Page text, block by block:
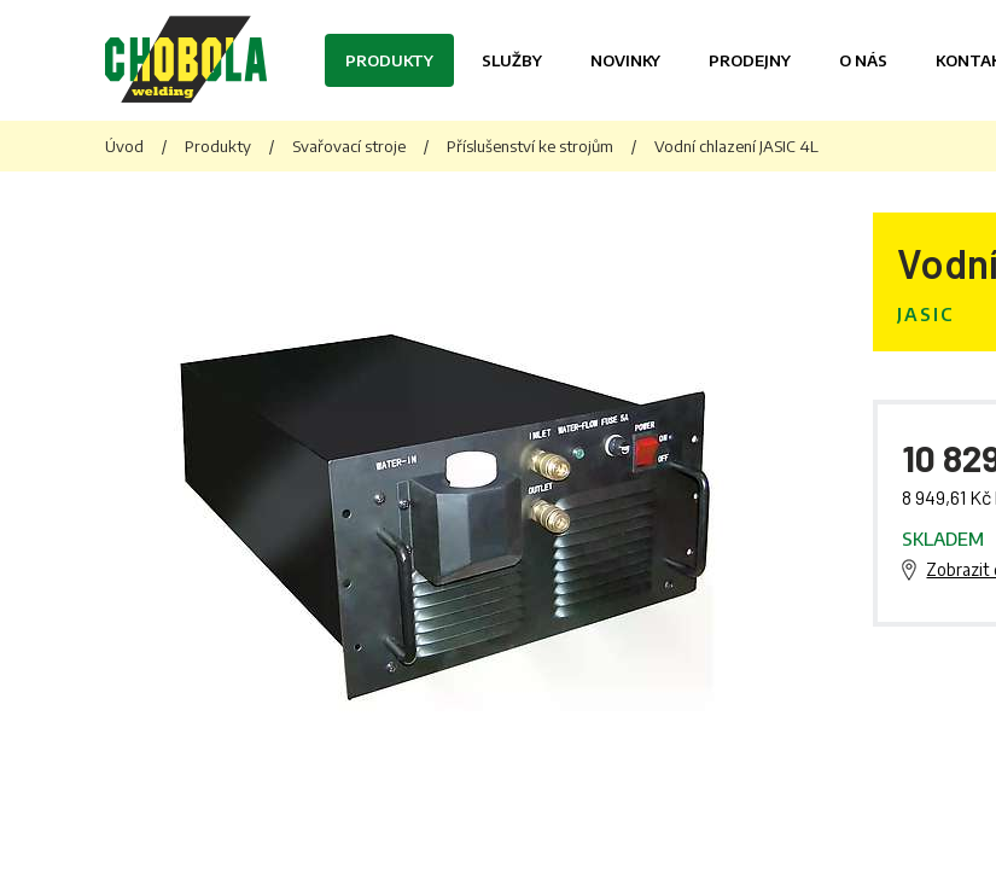
PRODUKTY SLUŽBY NOVINKY PRODEJNY O NÁS
Úvod / Produkty / Svařovací stroje / Příslušenství ke strojům / Vodní chlazení JASIC 4L
JASIC
10
8 949,61
SKLADEM
Zobrazit